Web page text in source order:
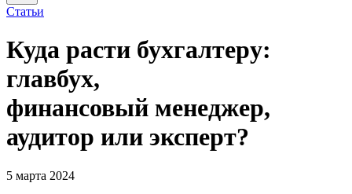
Статьи
Куда расти бухгалтеру:
главбух,
финансовый менеджер,
аудитор или эксперт?
5 марта 2024